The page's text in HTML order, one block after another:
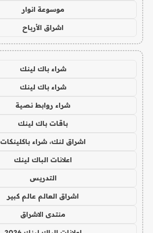
موسوعة انوار
اشراق الأرباح
شراء باك لينك
شراء باك لينك
شراء روابط نصية
باقات باك لينك
اشراق لنك، شراء باكلينكات
اعلانات الباك لينك
التدريس
اشراق العالم عالم كبير
منتدى الاشراق